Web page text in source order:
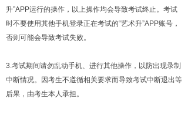
升”APP运行的操作，以上操作均会导致考试终止。考试
时不要使用其他手机登录正在考试的“艺术升”APP账号，
否则可能会导致考试失败。
3.考试期间请勿乱动手机、进行其他操作，以防出现录制
中断情况。因考生不遵循相关要求而导致考试中断退出等
后果，由考生本人承担。